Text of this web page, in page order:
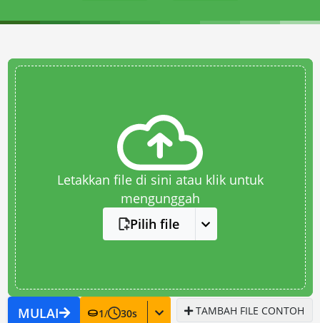
Letakkan file di sini atau klik untuk
mengunggah
Pilih file
MULAI 1/ 30s TAMBAH FILE CONTOH